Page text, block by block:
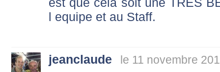
l equipe et au Staff.
jeanclaude le 11 novembre